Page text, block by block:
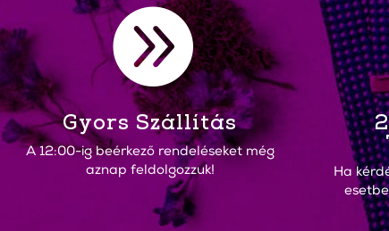

Gyors Szállítás
A 12:00-ig beérkező rendeléseket még
aznap feldolgozzuk!
Ha